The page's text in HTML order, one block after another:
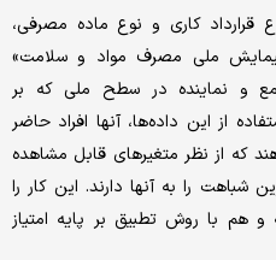
قرارداد کاری و نوع ماده مصرفی،
ملی مصرف مواد و سلامت»
و نماینده در سطح ملی که بر
از این داده‌ها، آنها افراد حاضر
که از نظر متغیرهای قابل مشاهده
شباهت را به آنها دارند. این کار را
با روش تطبیق بر پایه امتیاز